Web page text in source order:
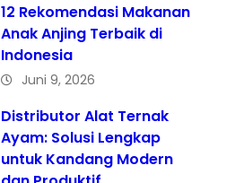
12 Rekomendasi Makanan
Anak Anjing Terbaik di
Indonesia
Juni 9, 2026
Distributor Alat Ternak
Ayam: Solusi Lengkap
untuk Kandang Modern